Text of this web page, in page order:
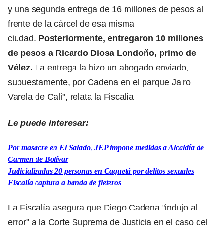
y una segunda entrega de 16 millones de pesos al
frente de la cárcel de esa misma
ciudad. Posteriormente, entregaron 10 millones
de pesos a Ricardo Diosa Londoño, primo de
Vélez. La entrega la hizo un abogado enviado,
supuestamente, por Cadena en el parque Jairo
Varela de Cali", relata la Fiscalía
Le puede interesar:
Por masacre en El Salado, JEP impone medidas a Alcaldía de
Carmen de Bolívar
Judicializadas 20 personas en Caquetá por delitos sexuales
Fiscalía captura a banda de fleteros
La Fiscalía asegura que Diego Cadena "indujo al
error" a la Corte Suprema de Justicia en el caso del